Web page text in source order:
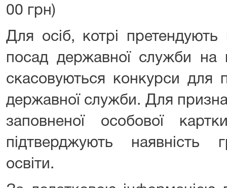
00 грн)
Для осіб, котрі претендують
посад державної служби на
скасовуються конкурси для
державної служби. Для
заповненої особової
підтверджують наявність
освіти.